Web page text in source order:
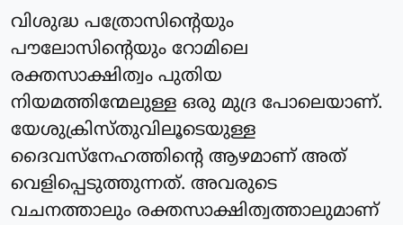
വിശുദ്ധ പത്രോസിന്റെയും
പൗലോസിന്റെയും റോമിലെ
രക്തസാക്ഷിത്വം പുതിയ
നിയമത്തിന്മേലുള്ള ഒരു മുദ്ര പോലെയാണ്.
യേശുക്രിസ്തുവിലൂടെയുള്ള
ദൈവസ്‌നേഹത്തിന്റെ ആഴമാണ് അത്
വെളിപ്പെടുത്തുന്നത്. അവരുടെ
വചനത്താലും രക്തസാക്ഷിത്വത്താലുമാണ്